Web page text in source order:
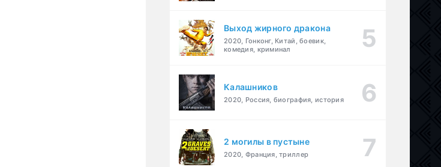
Выход жирного дракона
2020, Гонконг, Китай, боевик,
комедия, криминал
Калашников
2020, Россия, биография, история
2 могилы в пустыне
2020, Франция, триллер